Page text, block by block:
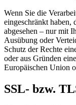
Wenn Sie die
eingeschränkt haben,
abgesehen – nur mit
Ausübung oder
Schutz der Rechte
oder aus Gründen
Europäischen Union
SSL- bzw.